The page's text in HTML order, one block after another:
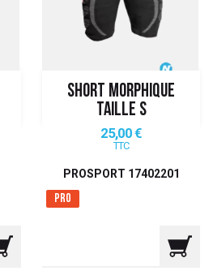
SHORT MORPHIQUE
TAILLE S
Prix
25,00 €
TTC
PROSPORT 17402201
Pro